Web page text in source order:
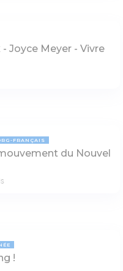
Joyce Meyer - Vivre
FRANÇAIS
du Nouvel
!